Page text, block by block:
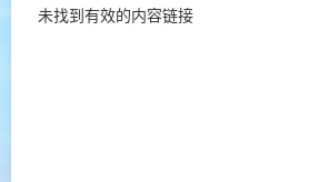
未找到有效的内容链接